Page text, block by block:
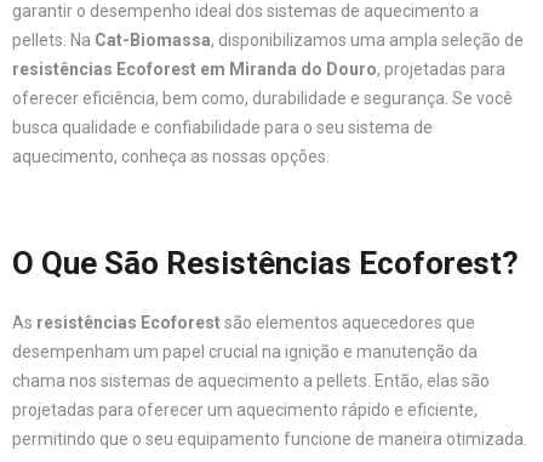
garantir o desempenho ideal dos sistemas de aquecimento a
pellets. Na Cat-Biomassa, disponibilizamos uma ampla seleção de
resistências Ecoforest em Miranda do Douro, projetadas para
oferecer eficiência, bem como, durabilidade e segurança. Se você
busca qualidade e confiabilidade para o seu sistema de
aquecimento, conheça as nossas opções.
O Que São Resistências Ecoforest?
As resistências Ecoforestsão elementos aquecedores que
desempenham um papel crucial na ignição e manutenção da
chama nos sistemas de aquecimento a pellets. Então, elas são
projetadas para oferecer um aquecimento rápido e eficiente,
permitindo que o seu equipamento funcione de maneira otimizada.